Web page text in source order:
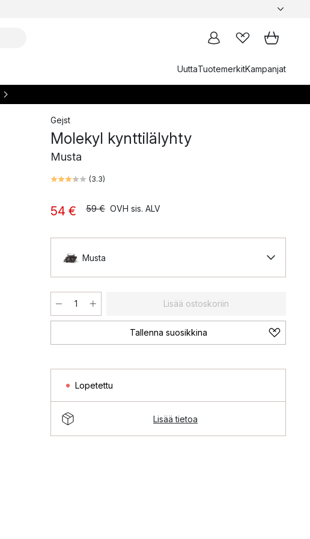
UuttaTuotemerkitKampanjat
Gejst
Molekyl kynttilälyhty
Musta
(3.3)
54 € 59 € OVH sis. ALV
Musta
Lisää ostoskoriin
Tallenna suosikkina
Lopetettu
Lisää tietoa